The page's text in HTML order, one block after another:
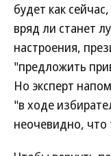
будет как
вряд ли станет
настроения,
"предложить
Но эксперт
"в ходе
неочевидно, что